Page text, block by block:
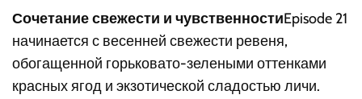
Сочетание свежести и чувственностиEpisode 21
начинается с весенней свежести ревеня,
обогащенной горьковато-зелеными оттенками
красных ягод и экзотической сладостью личи.